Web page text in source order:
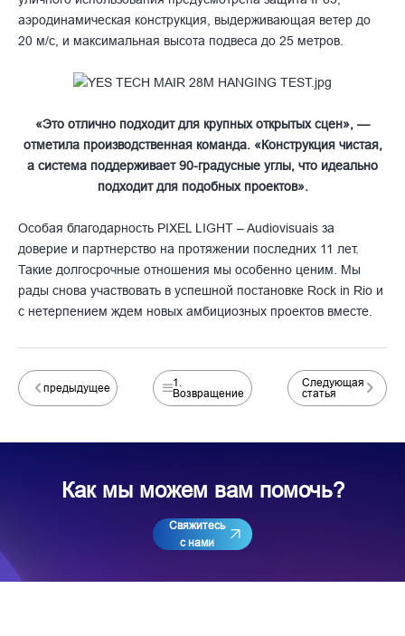
аэродинамическая конструкция, выдерживающая ветер до
20 м/с, и максимальная высота подвеса до 25 метров.
«Это отлично подходит для крупных открытых сцен», —
отметила производственная команда. «Конструкция чистая,
а система поддерживает 90-градусные углы, что идеально
подходит для подобных проектов».
Особая благодарность PIXEL LIGHT – Audiovisuais за
доверие и партнерство на протяжении последних 11 лет.
Такие долгосрочные отношения мы особенно ценим. Мы
рады снова участвовать в успешной постановке Rock in Rio и
с нетерпением ждем новых амбициозных проектов вместе.
предыдущее
1.
Возвращение
Следующая
статья
Как мы можем вам помочь?
Свяжитесь
с нами